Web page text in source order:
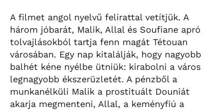
A filmet angol nyelvű felirattal vetítjük. A
három jóbarát, Malik, Allal és Soufiane apró
tolvajlásokból tartja fenn magát Tétouan
városában. Egy nap kitalálják, hogy nagyobb
balhét kéne nyélbe ütniük: kirabolni a város
legnagyobb ékszerüzletét. A pénzből a
munkanélküli Malik a prostituált Douniát
akarja megmenteni, Allal, a keményfiú a